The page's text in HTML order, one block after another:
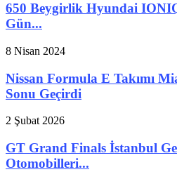
650 Beygirlik Hyundai
Gün...
8 Nisan 2024
Nissan Formula E Takımı
Sonu Geçirdi
2 Şubat 2026
GT Grand Finals İstanbul
Otomobilleri...